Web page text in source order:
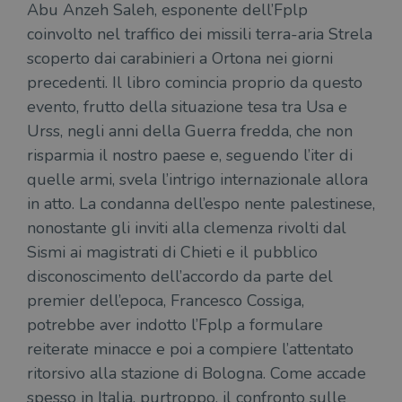
Abu Anzeh Saleh, esponente dell’Fplp
coinvolto nel traffico dei missili terra-aria Strela
scoperto dai carabinieri a Ortona nei giorni
precedenti. Il libro comincia proprio da questo
evento, frutto della situazione tesa tra Usa e
Urss, negli anni della Guerra fredda, che non
risparmia il nostro paese e, seguendo l’iter di
quelle armi, svela l’intrigo internazionale allora
in atto. La condanna dell’espo nente palestinese,
nonostante gli inviti alla clemenza rivolti dal
Sismi ai magistrati di Chieti e il pubblico
disconoscimento dell’accordo da parte del
premier dell’epoca, Francesco Cossiga,
potrebbe aver indotto l’Fplp a formulare
reiterate minacce e poi a compiere l’attentato
ritorsivo alla stazione di Bologna. Come accade
spesso in Italia, purtroppo, il confronto sulle
Nome
Dominio
Scadenza
wordpress_test_cookie
Automattic
Inc.
.illibraio.it
Sessione
wordpress_sec_[hash]
.illibraio.it
wordpress_logged_in_[hash]
.illibraio.it